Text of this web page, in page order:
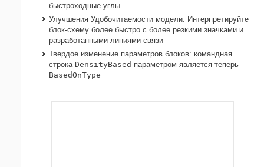
быстроходные углы
Улучшения Удобочитаемости модели: Интерпретируйте
блок-схему более быстро с более резкими значками и
разработанными линиями связи
Твердое изменение параметров блоков: командная
строка DensityBased параметром является теперь
BasedOnType